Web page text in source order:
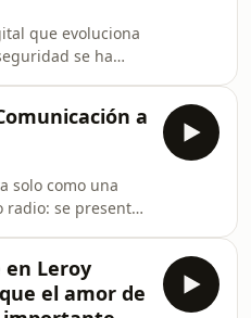
a la transmisión
el
a formar
capaces de de
que evoluciona
se ha
cómo una
Thales
actuales del
conversación
dentro de la
Fernández,
y Carolina
Manager para
a
solo como una
radio: se presenta
y Sara
Marketing,
en Leroy
el amor de